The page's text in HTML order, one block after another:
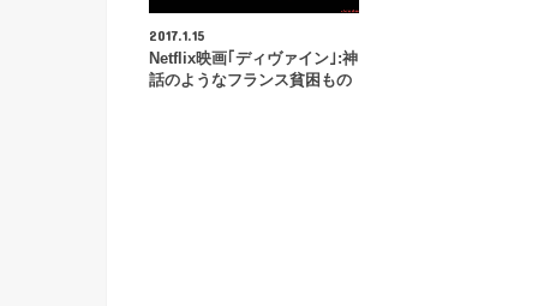
2017.1.15
Netflix映画｢ディヴァイン｣:神
話のようなフランス貧困もの